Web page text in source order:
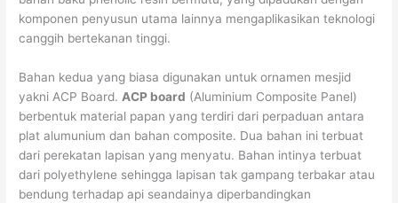
komponen penyusun utama lainnya mengaplikasikan teknologi
canggih bertekanan tinggi.
Bahan kedua yang biasa digunakan untuk ornamen mesjid
yakni ACP Board.ACP board (Aluminium Composite Panel)
berbentuk material papan yang terdiri dari perpaduan antara
plat alumunium dan bahan composite. Dua bahan ini terbuat
dari perekatan lapisan yang menyatu. Bahan intinya terbuat
dari polyethylene sehingga lapisan tak gampang terbakar atau
bendung terhadap api seandainya diperbandingkan